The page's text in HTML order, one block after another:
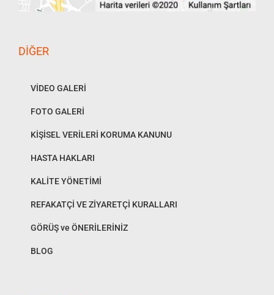
DIĞER
VİDEO GALERİ
FOTO GALERİ
KİŞİSEL VERİLERİ KORUMA KANUNU
HASTA HAKLARI
KALİTE YÖNETİMİ
REFAKATÇİ VE ZİYARETÇİ KURALLARI
GÖRÜŞ ve ÖNERİLERİNİZ
BLOG